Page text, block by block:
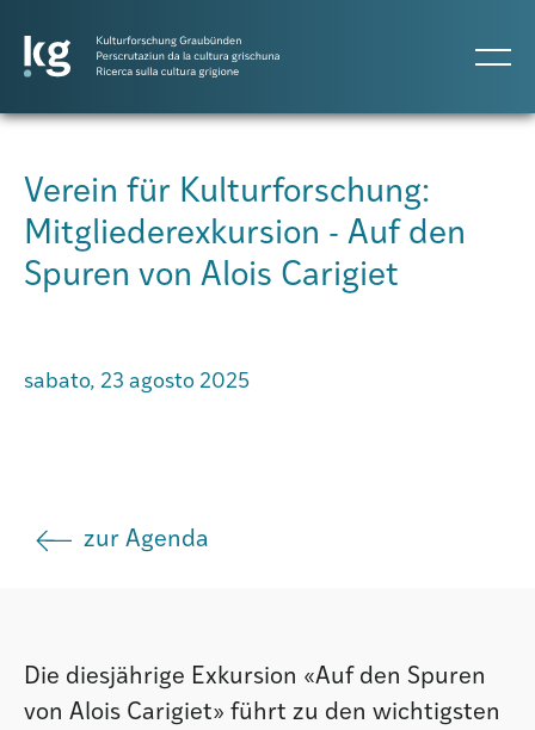
Progetti
Società
Verein für Kulturforschung:
Mitgliederexkursion - Auf den
Spuren von Alois Carigiet
sabato, 23 agosto 2025
zur Agenda
Die diesjährige Exkursion «Auf den Spuren
von Alois Carigiet» führt zu den wichtigsten